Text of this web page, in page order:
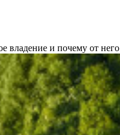
владение и почему от